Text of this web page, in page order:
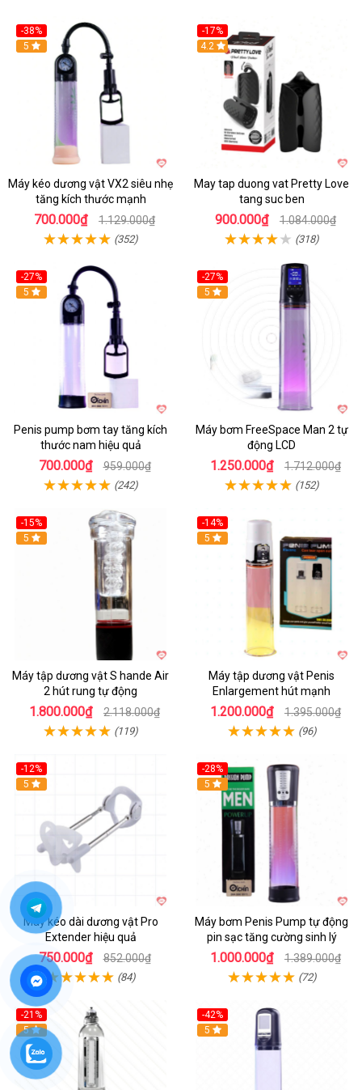
-38%
Hot
5
Máy kéo dương vật VX2 siêu nhẹ
tăng kích thước mạnh
700.000₫ 1.129.000₫
(352)
-17%
4.2
May tap duong vat Pretty Love
tang suc ben
900.000₫ 1.084.000₫
(318)
-27%
Hot
5
Penis pump bơm tay tăng kích
thước nam hiệu quả
700.000₫ 959.000₫
(242)
-27%
Hot
5
Máy bơm FreeSpace Man 2 tự
động LCD
1.250.000₫ 1.712.000₫
(152)
-15%
Hot
5
Máy tập dương vật S hande Air
2 hút rung tự động
1.800.000₫ 2.118.000₫
(119)
-14%
Hot
5
Máy tập dương vật Penis
Enlargement hút mạnh
1.200.000₫ 1.395.000₫
(96)
-12%
Hot
5
Máy kéo dài dương vật Pro
Extender hiệu quả
750.000₫ 852.000₫
(84)
-28%
Hot
5
Máy bơm Penis Pump tự động
pin sạc tăng cường sinh lý
1.000.000₫ 1.389.000₫
(72)
-21%
Hot
5
-42%
Hot
5